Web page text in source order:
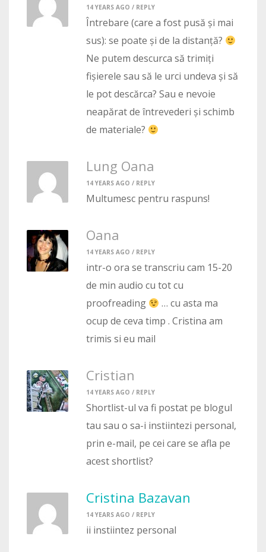
14 YEARS AGO / REPLY
Întrebare (care a fost pusă și mai
sus): se poate și de la distanță?
Ne putem descurca să trimiți
fișierele sau să le urci undeva și să
le pot descărca? Sau e nevoie
neapărat de întrevederi și schimb
de materiale?
Lung Oana
14 YEARS AGO / REPLY
Multumesc pentru raspuns!
Oana
14 YEARS AGO / REPLY
intr-o ora se transcriu cam 15-20
de min audio cu tot cu
proofreading
… cu asta ma
ocup de ceva timp . Cristina am
trimis si eu mail
Cristian
14 YEARS AGO / REPLY
Shortlist-ul va fi postat pe blogul
tau sau o sa-i instiintezi personal,
prin e-mail, pe cei care se afla pe
acest shortlist?
Cristina Bazavan
14 YEARS AGO / REPLY
ii instiintez personal